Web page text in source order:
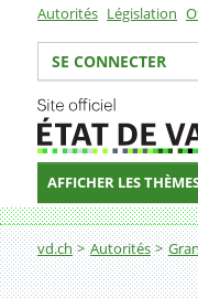
Sous-
Autorités Législation
Votre
SE CONNECTER
AFFICHER LES
Fil
vd.ch Autorités